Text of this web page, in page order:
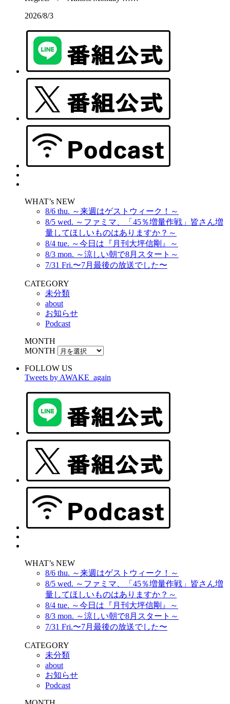
2026/8/3
WHAT’s NEW
8/6 thu. ～来週はゲストウィーク！～
8/5 wed. ～ファミマ、「45％増量作戦」皆さん増
量してほしいものはありますか？～
8/4 tue. ～今日は『月刊大坪信剛』～
8/3 mon. ～涼しい朝で8月スタート～
7/31 Fri.〜7月最後の放送でした〜
CATEGORY
未分類
about
お知らせ
Podcast
MONTH
MONTH
FOLLOW US
Tweets by AWAKE_again
WHAT’s NEW
8/6 thu. ～来週はゲストウィーク！～
8/5 wed. ～ファミマ、「45％増量作戦」皆さん増
量してほしいものはありますか？～
8/4 tue. ～今日は『月刊大坪信剛』～
8/3 mon. ～涼しい朝で8月スタート～
7/31 Fri.〜7月最後の放送でした〜
CATEGORY
未分類
about
お知らせ
Podcast